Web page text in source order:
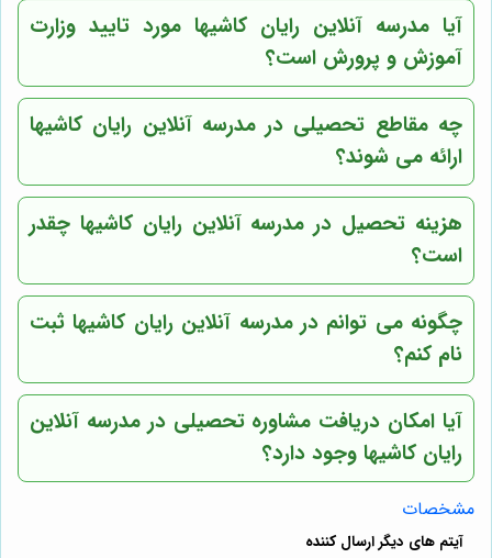
آیا مدرسه آنلاین رایان کاشیها مورد تایید وزارت
آموزش و پرورش است؟
چه مقاطع تحصیلی در مدرسه آنلاین رایان کاشیها
ارائه می شوند؟
هزینه تحصیل در مدرسه آنلاین رایان کاشیها چقدر
است؟
چگونه می توانم در مدرسه آنلاین رایان کاشیها ثبت
نام کنم؟
آیا امکان دریافت مشاوره تحصیلی در مدرسه آنلاین
رایان کاشیها وجود دارد؟
مشخصات